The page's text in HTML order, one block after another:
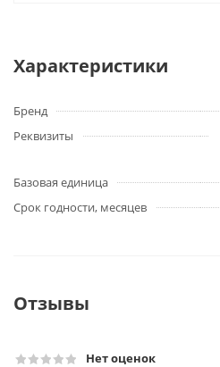
Характеристики
Бренд
Реквизиты
Базовая единица
Срок годности, месяцев
Отзывы
Нет оценок